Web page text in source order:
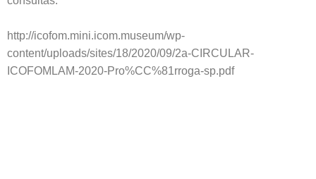
http://icofom.mini.icom.museum/wp-
content/uploads/sites/18/2020/09/2a-CIRCULAR-
ICOFOMLAM-2020-Pro%CC%81rroga-sp.pdf